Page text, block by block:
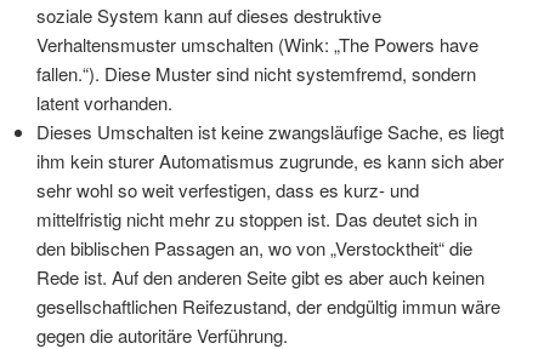
soziale System kann auf dieses destruktive
Verhaltensmuster umschalten (Wink: „The Powers have
fallen.“). Diese Muster sind nicht systemfremd, sondern
latent vorhanden.
Dieses Umschalten ist keine zwangsläufige Sache, es liegt
ihm kein sturer Automatismus zugrunde, es kann sich aber
sehr wohl so weit verfestigen, dass es kurz- und
mittelfristig nicht mehr zu stoppen ist. Das deutet sich in
den biblischen Passagen an, wo von „Verstocktheit“ die
Rede ist. Auf den anderen Seite gibt es aber auch keinen
gesellschaftlichen Reifezustand, der endgültig immun wäre
gegen die autoritäre Verführung.